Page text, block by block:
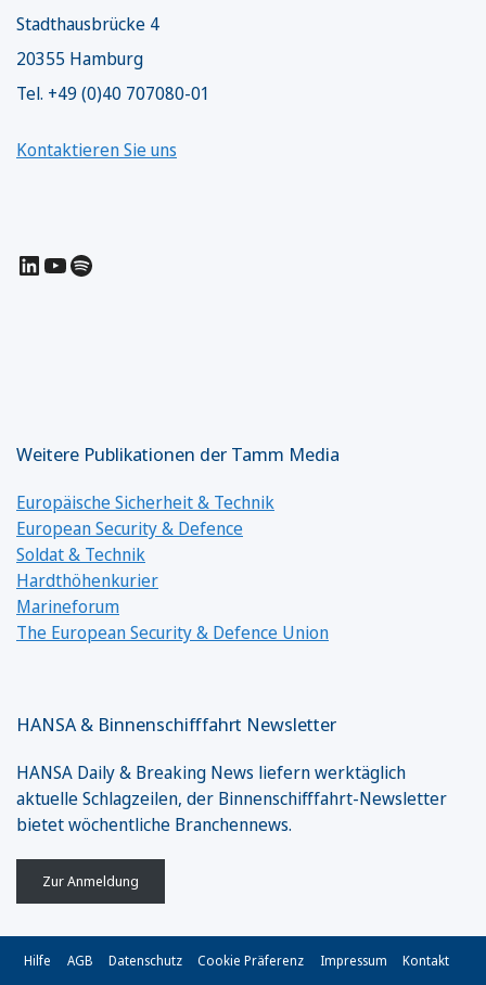
Stadthausbrücke 4
20355 Hamburg
Tel. +49 (0)40 707080-01
Kontaktieren Sie uns
LinkedIn
YouTube
Spotify
Weitere Publikationen der Tamm Media
Europäische Sicherheit & Technik
European Security & Defence
Soldat & Technik
Hardthöhenkurier
Marineforum
The European Security & Defence Union
HANSA & Binnenschifffahrt Newsletter
HANSA Daily & Breaking News liefern werktäglich
aktuelle Schlagzeilen, der Binnenschifffahrt-Newsletter
bietet wöchentliche Branchennews.
Zur Anmeldung
Hilfe AGB Datenschutz Cookie Präferenz Impressum Kontakt